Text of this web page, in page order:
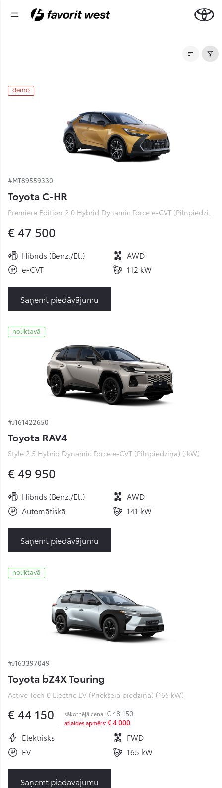
demo
#MT89559330
Toyota C-HR
Premiere Edition 2.0 Hybrid Dynamic Force e-CVT (Pilnpiedziņa) (112 kW)
€ 47 500
Hibrīds (Benz./El.)
AWD
e-CVT
112 kW
Saņemt piedāvājumu
noliktavā
#J161422650
Toyota RAV4
Style 2.5 Hybrid Dynamic Force e-CVT (Pilnpiedziņa) ( kW)
€ 49 950
Hibrīds (Benz./El.)
AWD
Automātiskā
141 kW
Saņemt piedāvājumu
noliktavā
#J163397049
Toyota bZ4X Touring
Active Tech 0 Electric EV (Priekšējā piedziņa) (165 kW)
€ 44 150 sākotnējā cena: € 48 150
atlaides apmērs: € 4 000
Elektrisks
FWD
EV
165 kW
Saņemt piedāvājumu